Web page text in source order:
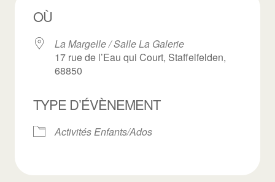
OÙ
La Margelle / Salle La Galerie
17 rue de l’Eau qui Court, Staffelfelden,
68850
TYPE D’ÉVÈNEMENT
Activités Enfants/Ados